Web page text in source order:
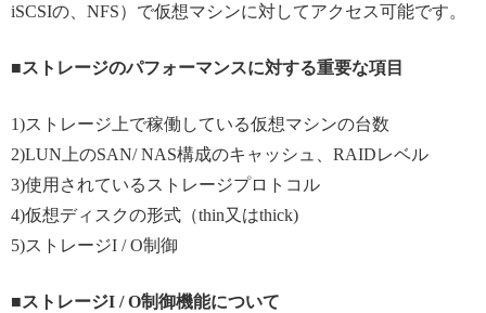
iSCSIの、NFS）で仮想マシンに対してアクセス可能です。
■ストレージのパフォーマンスに対する重要な項目
1)ストレージ上で稼働している仮想マシンの台数
2)LUN上のSAN/ NAS構成のキャッシュ、RAIDレベル
3)使用されているストレージプロトコル
4)仮想ディスクの形式（thin又はthick)
5)ストレージI / O制御
■ストレージI / O制御機能について